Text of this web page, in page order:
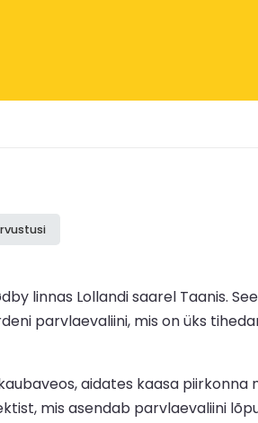
linnas Lollandi saarel Taanis.
parvlaevaliini, mis on üks
aidates kaasa
mis asendab parvlaevaliini